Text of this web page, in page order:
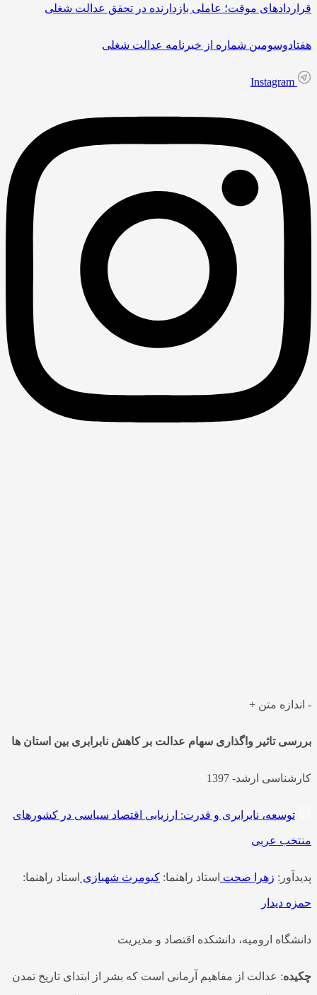
موقت؛ عاملی بازدارنده در تحقق عدالت شغلی
شماره از خبرنامه عدالت شغلی
Instagram
متن +
تاثیر واگذاری سهام عدالت بر کاهش نابرابری بین استان ها
ارشد- 1397
توسعه، نابرابری و قدرت: ارزیابی اقتصاد سیاسی در کشورهای
عربی
زهرا صحتاستاد راهنما:کیومرث شهبازیاستاد راهنما:
دیدار
ارومیه، دانشکده اقتصاد و مدیریت
: عدالت از مفاهیم آرمانی است که بشر از ابتدای تاریخ تمدن